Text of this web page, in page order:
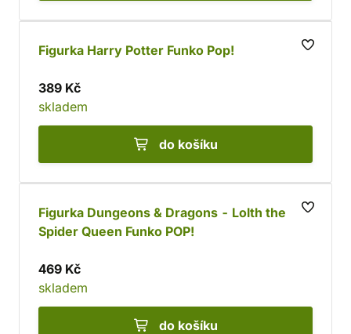
Figurka Harry Potter Funko Pop!
389 Kč
skladem
do košíku
Figurka Dungeons & Dragons - Lolth the
Spider Queen Funko POP!
469 Kč
skladem
do košíku